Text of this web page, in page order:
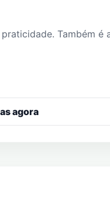
Também é
agora